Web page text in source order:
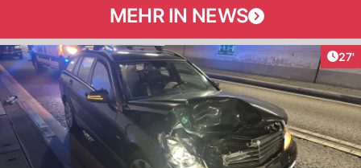
MEHR IN NEWS
27'